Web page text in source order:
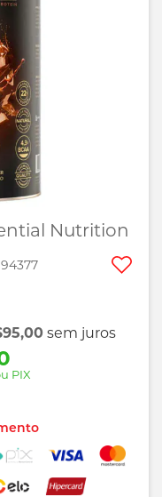
Nutrition
94377
sem juros
PIX